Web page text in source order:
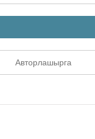
Авторлашырга